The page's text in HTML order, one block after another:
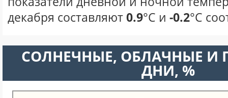
декабря составляют0.9°С и -0.2°С
CОЛНЕЧНЫЕ, ОБЛАЧНЫЕ И
ДНИ, %